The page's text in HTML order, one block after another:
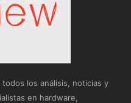
los análisis, noticias y
en hardware,